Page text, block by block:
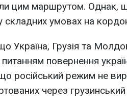
цим маршрутом. Однак,
умовах на
Україна, Грузія та
повернення
російський режим не
через